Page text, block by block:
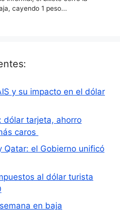
y su impacto en el dólar
dólar tarjeta, ahorro
caros
Qatar: el Gobierno unificó
al dólar turista
en baja